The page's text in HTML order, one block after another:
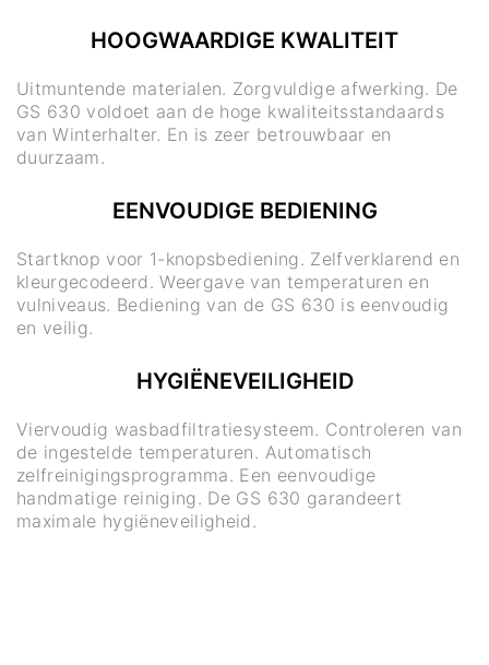
HOOGWAARDIGE KWALITEIT
Uitmuntende materialen. Zorgvuldige afwerking. De
GS 630 voldoet aan de hoge kwaliteitsstandaards
van Winterhalter. En is zeer betrouwbaar en
duurzaam.
EENVOUDIGE BEDIENING
Startknop voor 1-knopsbediening. Zelfverklarend en
kleurgecodeerd. Weergave van temperaturen en
vulniveaus. Bediening van de GS 630 is eenvoudig
en veilig.
HYGIËNEVEILIGHEID
Viervoudig wasbadfiltratiesysteem. Controleren van
de ingestelde temperaturen. Automatisch
zelfreinigingsprogramma. Een eenvoudige
handmatige reiniging. De GS 630 garandeert
maximale hygiëneveiligheid.